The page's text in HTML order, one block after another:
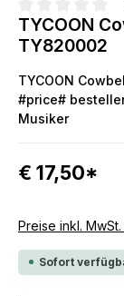
TYCOON
TY820002
TYCOON
#price#
Musiker
€ 17,50*
Preise inkl.
Sofort